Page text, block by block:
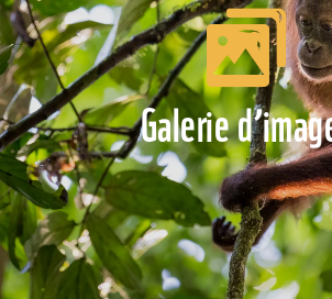
Galerie